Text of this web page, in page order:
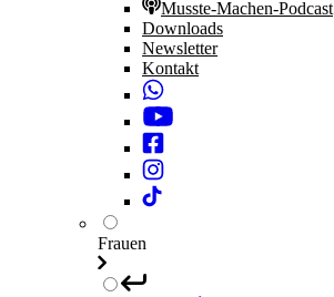
Musste-Machen-Podcast
Downloads
Newsletter
Kontakt
Frauen